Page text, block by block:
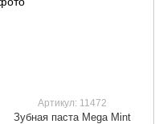
Артикул: 11472
Зубная паста Mega Mint